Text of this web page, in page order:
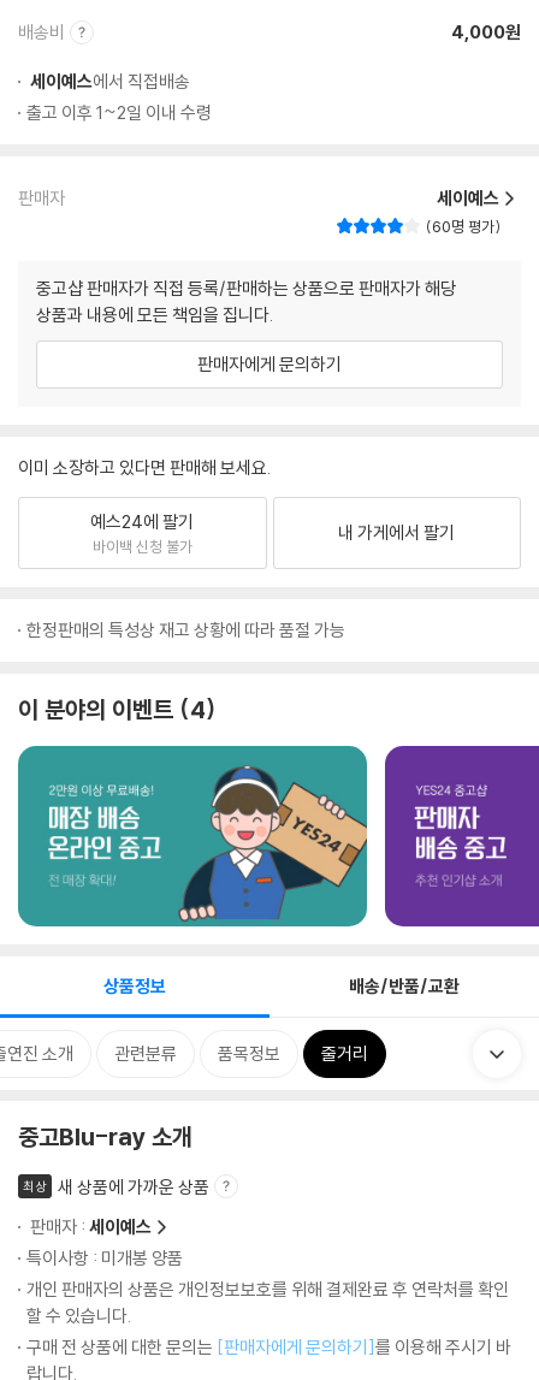
배송비 4,000원
세이예스에서 직접배송
출고 이후 1~2일 이내 수령
판매자 세이예스
60명 평가
중고샵 판매자가 직접 등록/판매하는 상품으로 판매자가 해당
상품과 내용에 모든 책임을 집니다.
판매자에게 문의하기
이미 소장하고 있다면 판매해 보세요.
예스24에 팔기
바이백 신청 불가
내 가게에서 팔기
한정판매의 특성상 재고 상황에 따라 품절 가능
이 분야의 이벤트 4
상품정보 배송/반품/교환
연진 소개 관련분류 품목정보 줄거리
중고Blu-ray 소개
최상
새 상품에 가까운 상품
판매자 : 세이예스
특이사항 : 미개봉 양품
개인 판매자의 상품은 개인정보보호를 위해 결제완료 후 연락처를 확인
할 수 있습니다.
구매 전 상품에 대한 문의는 [판매자에게 문의하기]를 이용해 주시기 바
랍니다.